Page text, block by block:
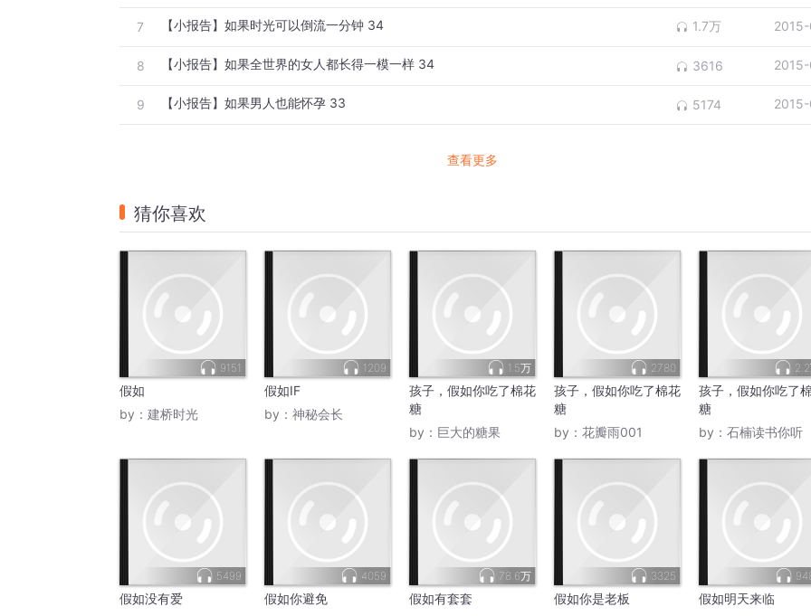
7 【小报告】如果时光可以倒流一分钟 34 1.7万
8 【小报告】如果全世界的女人都长得一模一样 34 3616
9 【小报告】如果男人也能怀孕 33 5174
查看更多
猜你喜欢
9151
假如
by： 建桥时光
1209
假如IF
by： 神秘会长
1.5万
孩子，假如你吃了棉花
糖
by： 巨大的糖果
2780
孩子，假如你吃了棉花
糖
by： 花瓣雨001
孩子，假如你吃了
糖
by： 石楠读书你听
5499
假如没有爱
4059
假如你避免
78.6万
假如有套套
3325
假如你是老板
假如明天来临